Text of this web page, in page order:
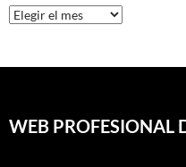
Archivos
WEB PROFESIONAL